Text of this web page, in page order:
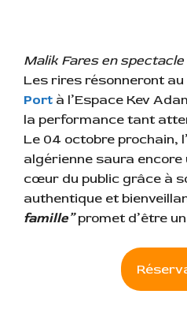
Malik Fares en spectacle
Les rires résonneront au
Port à l’Espace Kev
la performance tant
Le 04 octobre prochain,
algérienne saura
cœur du public grâce à
authentique et
famille”promet d’être